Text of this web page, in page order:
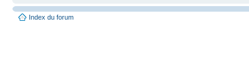
Index du forum